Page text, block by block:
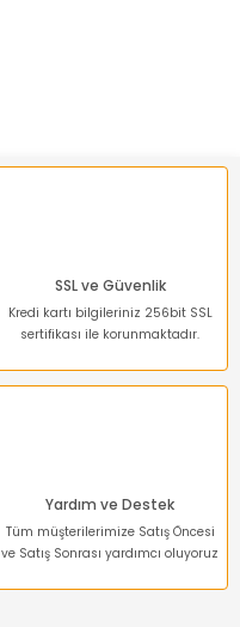
SSL ve Güvenlik
Kredi kartı bilgileriniz 256bit SSL
sertifikası ile korunmaktadır.
Yardım ve Destek
Tüm müşterilerimize Satış Öncesi
ve Satış Sonrası yardımcı oluyoruz